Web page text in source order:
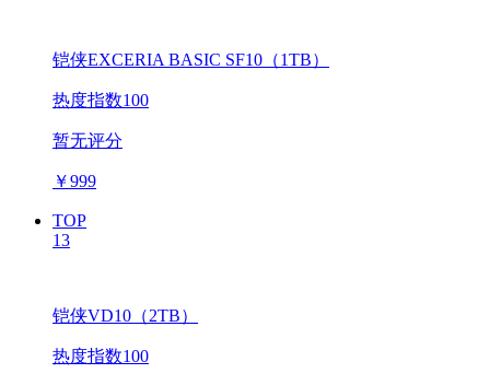
铠侠EXCERIA BASIC SF10（1TB）
热度指数100
暂无评分
￥999
TOP
13
铠侠VD10（2TB）
热度指数100